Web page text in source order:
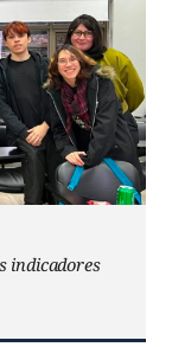
indicadores